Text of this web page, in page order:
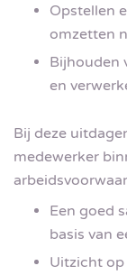
Opstellen
omzetten
Bijhouden
en
Bij deze
medewerker
Een goed
basis van
Uitzicht